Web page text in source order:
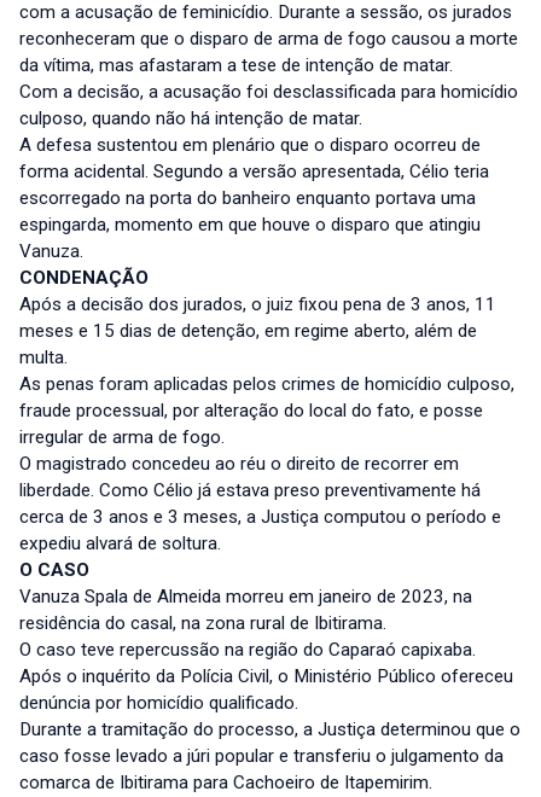
com a acusação de feminicídio. Durante a sessão, os jurados
reconheceram que o disparo de arma de fogo causou a morte
da vítima, mas afastaram a tese de intenção de matar.
Com a decisão, a acusação foi desclassificada para homicídio
culposo, quando não há intenção de matar.
A defesa sustentou em plenário que o disparo ocorreu de
forma acidental. Segundo a versão apresentada, Célio teria
escorregado na porta do banheiro enquanto portava uma
espingarda, momento em que houve o disparo que atingiu
Vanuza.
CONDENAÇÃO
Após a decisão dos jurados, o juiz fixou pena de 3 anos, 11
meses e 15 dias de detenção, em regime aberto, além de
multa.
As penas foram aplicadas pelos crimes de homicídio culposo,
fraude processual, por alteração do local do fato, e posse
irregular de arma de fogo.
O magistrado concedeu ao réu o direito de recorrer em
liberdade. Como Célio já estava preso preventivamente há
cerca de 3 anos e 3 meses, a Justiça computou o período e
expediu alvará de soltura.
O CASO
Vanuza Spala de Almeida morreu em janeiro de 2023, na
residência do casal, na zona rural de Ibitirama.
O caso teve repercussão na região do Caparaó capixaba.
Após o inquérito da Polícia Civil, o Ministério Público ofereceu
denúncia por homicídio qualificado.
Durante a tramitação do processo, a Justiça determinou que o
caso fosse levado a júri popular e transferiu o julgamento da
comarca de Ibitirama para Cachoeiro de Itapemirim.